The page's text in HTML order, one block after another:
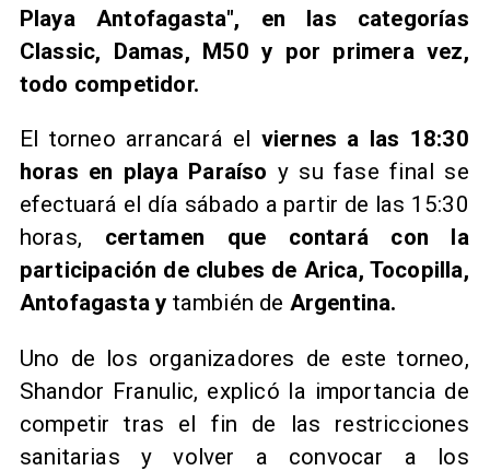
Playa Antofagasta", en las categorías
Classic, Damas, M50 y por primera vez,
todo competidor.
El torneo arrancará el viernes a las 18:30
horas en playa Paraíso y su fase final se
efectuará el día sábado a partir de las 15:30
horas, certamen que contará con la
participación de clubes de Arica, Tocopilla,
Antofagasta y también de Argentina.
Uno de los organizadores de este torneo,
Shandor Franulic, explicó la importancia de
competir tras el fin de las restricciones
sanitarias y volver a convocar a los